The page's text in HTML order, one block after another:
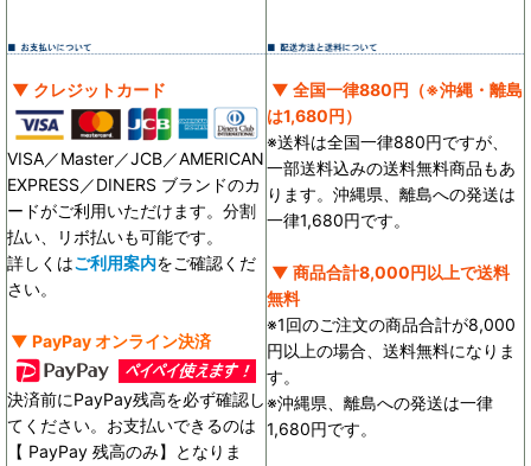
▼ クレジットカード
VISA／Master／JCB／AMERICAN
EXPRESS／DINERS ブランドのカ
ードがご利用いただけます。分割
払い、リボ払いも可能です。
詳しくはご利用案内をご確認くだ
さい。
▼ PayPay オンライン決済
決済前にPayPay残高を必ず確認し
てください。お支払いできるのは
【 PayPay 残高のみ】となりま
▼ 全国一律880円（※沖縄・離島
は1,680円）
※送料は全国一律880円ですが、
一部送料込みの送料無料商品もあ
ります。沖縄県、離島への発送は
一律1,680円です。
▼ 商品合計8,000円以上で送料
無料
※1回のご注文の商品合計が8,000
円以上の場合、送料無料になりま
す。
※沖縄県、離島への発送は一律
1,680円です。